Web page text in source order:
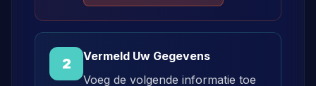
2
Vermeld Uw Gegevens
Voeg de volgende informatie toe